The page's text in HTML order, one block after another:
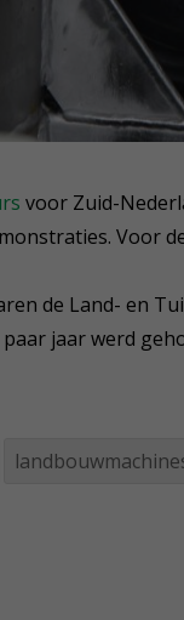
voor Zuid-
Voor
de Land- en
paar jaar werd